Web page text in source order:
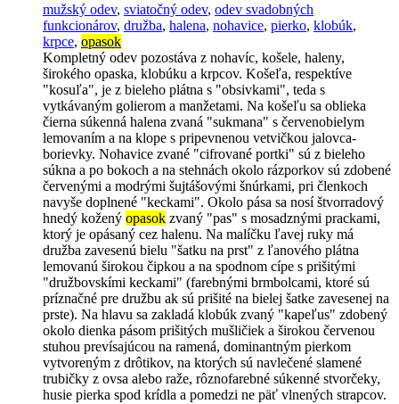
mužský odev, sviatočný odev, odev svadobných
funkcionárov, družba, halena, nohavice, pierko, klobúk,
krpce, opasok
Kompletný odev pozostáva z nohavíc, košele, haleny,
širokého opaska, klobúku a krpcov. Košeľa, respektíve
"kosuľa", je z bieleho plátna s "obsivkami", teda s
vytkávaným golierom a manžetami. Na košeľu sa oblieka
čierna súkenná halena zvaná "sukmana" s červenobielym
lemovaním a na klope s pripevnenou vetvičkou jalovca-
borievky. Nohavice zvané "cifrované portki" sú z bieleho
súkna a po bokoch a na stehnách okolo rázporkov sú zdobené
červenými a modrými šujtášovými šnúrkami, pri členkoch
navyše doplnené "keckami". Okolo pása sa nosí štvorradový
hnedý kožený opasok zvaný "pas" s mosadznými prackami,
ktorý je opásaný cez halenu. Na malíčku ľavej ruky má
družba zavesenú bielu "šatku na prst" z ľanového plátna
lemovanú širokou čipkou a na spodnom cípe s prišitými
"družbovskími keckami" (farebnými brmbolcami, ktoré sú
príznačné pre družbu ak sú prišité na bielej šatke zavesenej na
prste). Na hlavu sa zakladá klobúk zvaný "kapeľus" zdobený
okolo dienka pásom prišitých mušličiek a širokou červenou
stuhou prevísajúcou na ramená, dominantným pierkom
vytvoreným z drôtikov, na ktorých sú navlečené slamené
trubičky z ovsa alebo raže, rôznofarebné súkenné stvorčeky,
husie pierka spod krídla a pomedzi ne päť vlnených strapcov.